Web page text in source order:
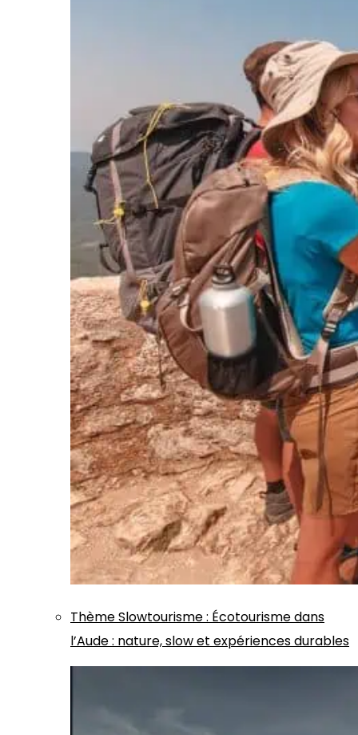
ThèmeSlowtourisme: Écotourisme dans
l’Aude : nature, slow et expériences durables